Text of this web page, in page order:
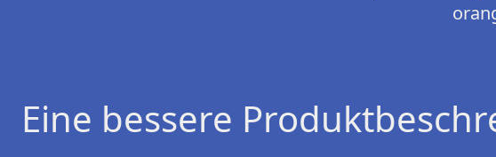
Eine bessere